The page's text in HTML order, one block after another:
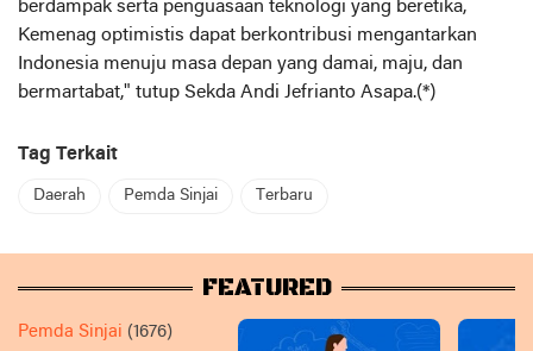
berdampak serta penguasaan teknologi yang beretika,
Kemenag optimistis dapat berkontribusi mengantarkan
Indonesia menuju masa depan yang damai, maju, dan
bermartabat," tutup Sekda Andi Jefrianto Asapa.(*)
Tag Terkait
Daerah Pemda Sinjai Terbaru
FEATURED
Pemda Sinjai (1676)